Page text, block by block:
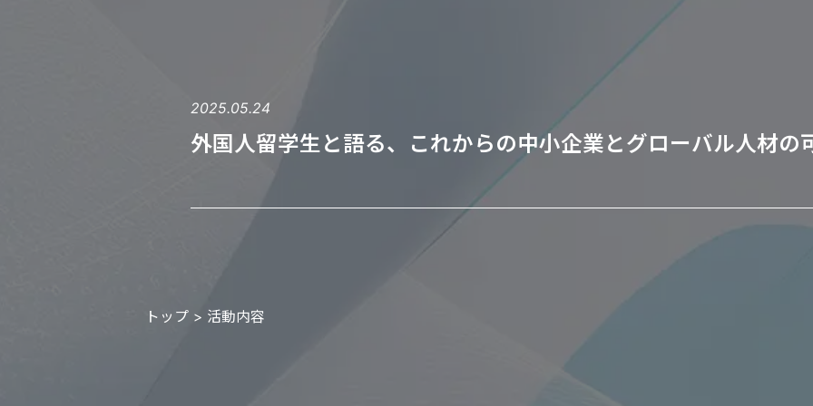
2025.05.24
外国人留学生と語る、これからの中小企業とグローバル人材の
トップ 活動内容